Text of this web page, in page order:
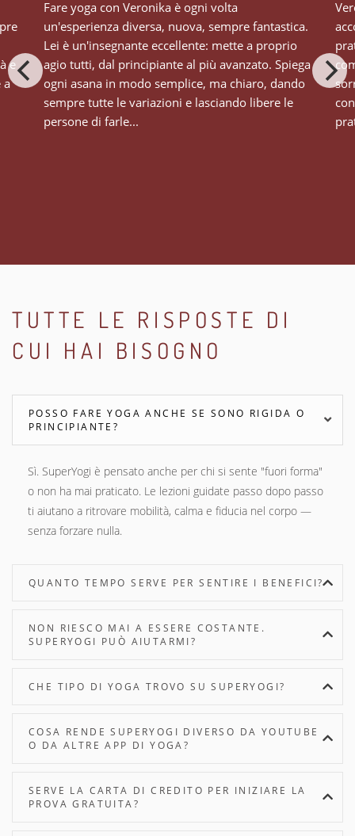
Fare yoga con Veronika è ogni volta
un'esperienza diversa, nuova, sempre fantastica.
Lei è un'insegnante eccellente: mette a proprio
agio tutti, dal principiante al più avanzato. Spiega
ogni asana in modo semplice, ma chiaro, dando
sempre tutte le variazioni e lasciando libere le
persone di farle...
e
a
TUTTE LE RISPOSTE DI
CUI HAI BISOGNO
POSSO FARE YOGA ANCHE SE SONO RIGIDA O
PRINCIPIANTE?
Sì. SuperYogi è pensato anche per chi si sente "fuori forma"
o non ha mai praticato. Le lezioni guidate passo dopo passo
ti aiutano a ritrovare mobilità, calma e fiducia nel corpo —
senza forzare nulla.
QUANTO TEMPO SERVE PER SENTIRE I BENEFICI?
NON RIESCO MAI A ESSERE COSTANTE.
SUPERYOGI PUÒ AIUTARMI?
CHE TIPO DI YOGA TROVO SU SUPERYOGI?
COSA RENDE SUPERYOGI DIVERSO DA YOUTUBE
O DA ALTRE APP DI YOGA?
SERVE LA CARTA DI CREDITO PER INIZIARE LA
PROVA GRATUITA?